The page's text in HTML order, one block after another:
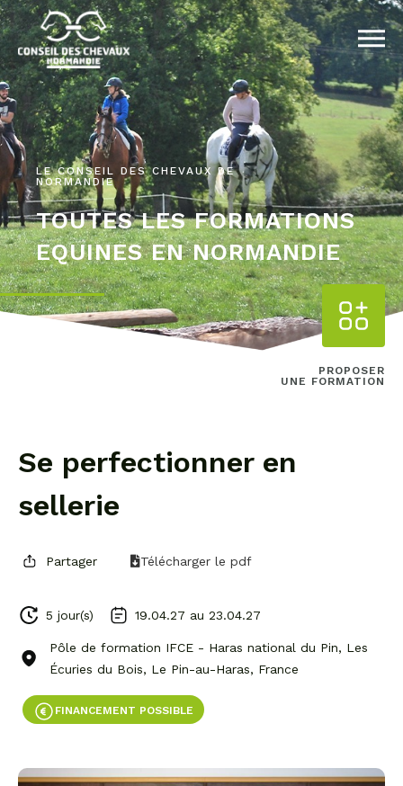
LE CONSEIL DES CHEVAUX DE
NORMANDIE
TOUTES LES FORMATIONS
EQUINES EN NORMANDIE
PROPOSER
UNE FORMATION
Se perfectionner en
sellerie
Partager Télécharger le pdf
5 jour(s) 19.04.27 au 23.04.27
Pôle de formation IFCE - Haras national du Pin, Les
Écuries du Bois, Le Pin-au-Haras, France
FINANCEMENT POSSIBLE